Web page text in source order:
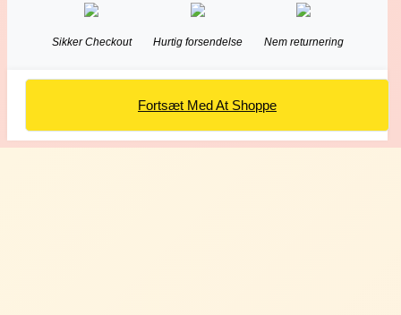
Sikker Checkout Hurtig forsendelse Nem returnering
Fortsæt Med At Shoppe